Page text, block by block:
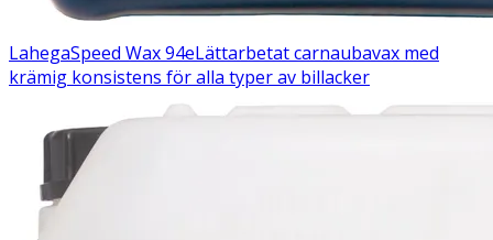
LahegaSpeed Wax 94eLättarbetat carnaubavax med
krämig konsistens för alla typer av billacker